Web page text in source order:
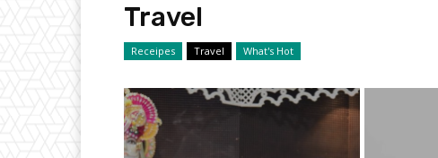
Travel
Receipes Travel What's Hot